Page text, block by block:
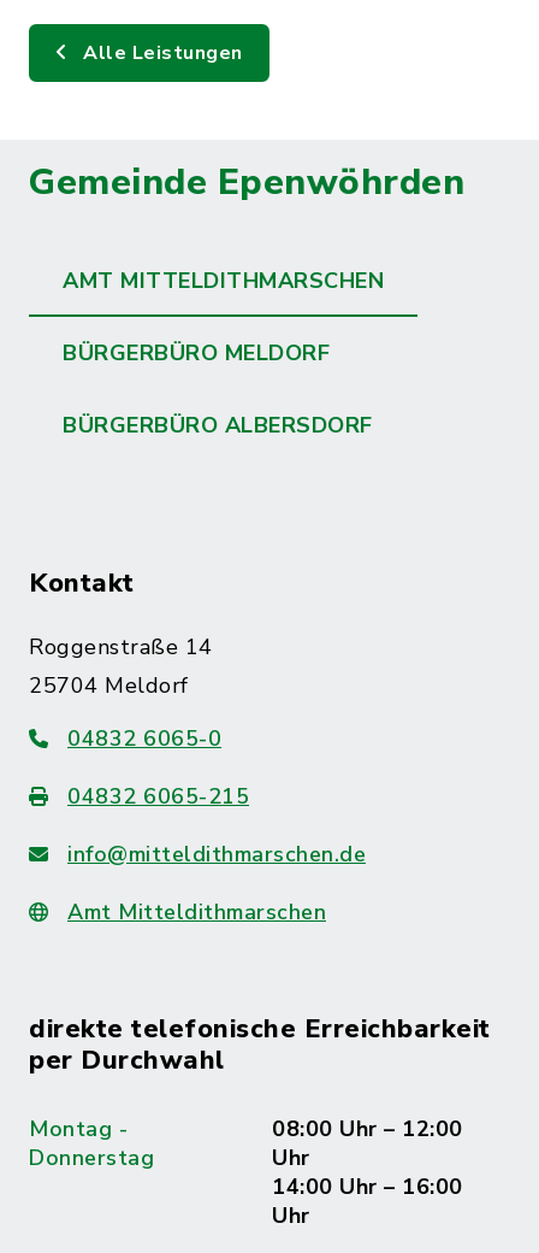
Alle Leistungen
Gemeinde Epenwöhrden
AMT MITTELDITHMARSCHEN
BÜRGERBÜRO MELDORF
BÜRGERBÜRO ALBERSDORF
Kontakt
Roggenstraße 14
25704 Meldorf
04832 6065-0
04832 6065-215
info@mitteldithmarschen.de
Amt Mitteldithmarschen
direkte telefonische Erreichbarkeit
per Durchwahl
Montag -
Donnerstag
08:00 Uhr – 12:00
Uhr
14:00 Uhr – 16:00
Uhr